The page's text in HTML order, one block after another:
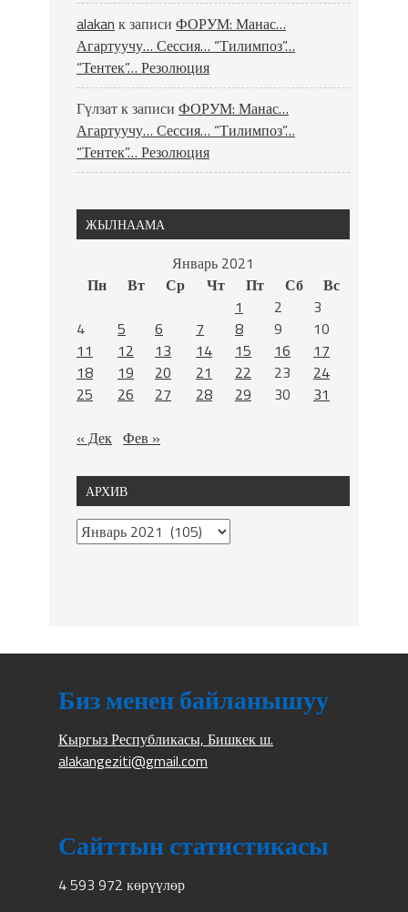
alakan к записи ФОРУМ: Манас…
Агартуучу… Сессия… “Тилимпоз”…
“Тентек”… Резолюция
Гүлзатк записи ФОРУМ: Манас…
Агартуучу… Сессия… “Тилимпоз”…
“Тентек”… Резолюция
ЖЫЛНААМА
Январь 2021
Пн
Вт Ср Чт Пт Сб
Вс
1
2
3
4
5 6 7 8 9
10
11
12 13 14 15 16
17
18
19 20 21 22 23
24
25
26 27 28 29 30
31
« Дек Фев »
АРХИВ
Биз менен байланышуу
Кыргыз Республикасы, Бишкек ш.
alakangeziti@gmail.com
Сайттын статистикасы
4 593 972 көрүүлөр